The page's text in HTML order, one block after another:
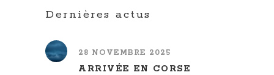
Dernières actus
28 NOVEMBRE 2025
ARRIVÉE EN CORSE